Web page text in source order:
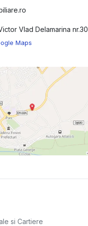
Vlad Delamarina nr.30
Maps
si Cartiere